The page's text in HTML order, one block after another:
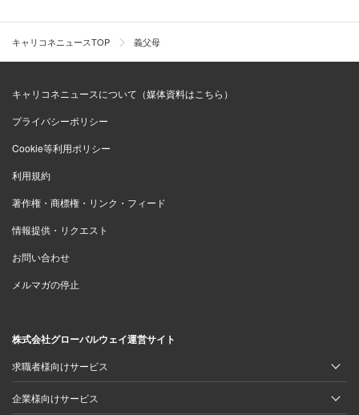
キャリコネニュースTOP 義父母
キャリコネニュースについて（媒体資料はこちら）
プライバシーポリシー
Cookie等利用ポリシー
利用規約
著作権・商標権・リンク・フィード
情報提供・リクエスト
お問い合わせ
メルマガの停止
株式会社グローバルウェイ運営サイト
求職者様向けサービス
企業様向けサービス